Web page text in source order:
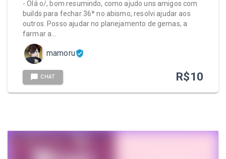
- Olá o/, bom resumindo, como ajudo uns amigos com
builds para fechar 36* no abismo, resolvi ajudar aos
outros. Posso ajudar no planejamento de gemas, a
farmar a…
mamoru
CHAT R$10